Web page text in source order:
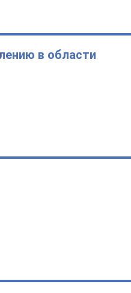
в области